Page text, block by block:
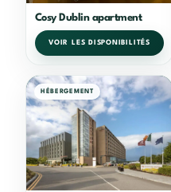
Cosy Dublin apartment
VOIR LES DISPONIBILITÉS
HÉBERGEMENT